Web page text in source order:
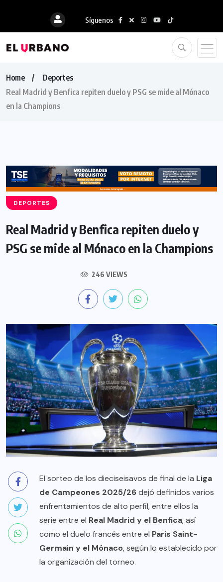
Síguenos
Home
Deportes
Real Madrid y Benfica repiten duelo y PSG se mide al Mónaco
en la Champions
DEPORTES
Real Madrid y Benfica repiten duelo y
PSG se mide al Mónaco en la Champions
246 VIEWS
El sorteo de los dieciseisavos de final de la Liga
de Campeones 2025/26dejó definidos varios
enfrentamientos de alto perfil, entre ellos la
serie entre el Real Madrid y el Benfica, así
como el duelo francés entre el Paris Saint-
Germain y el Mónaco, según lo establecido por
la organización del torneo.